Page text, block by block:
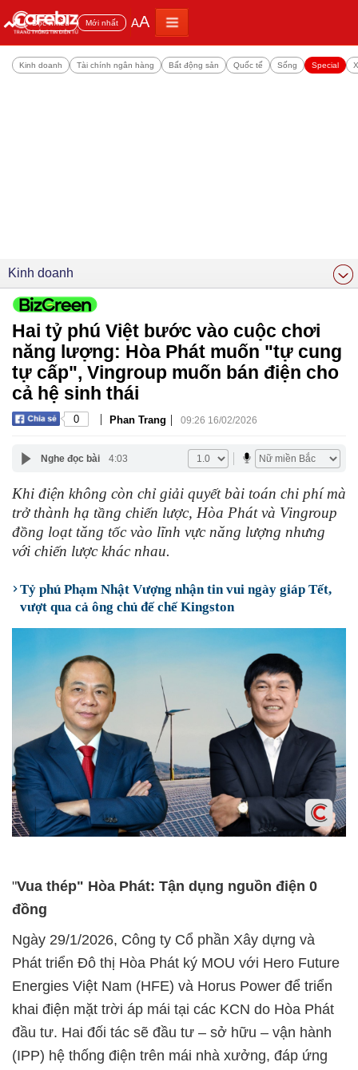
Đọc nhiều Mới nhất AA
Kinh doanh Tài chính ngân hàng Bất động sản Quốc tế Sống Special
Kinh doanh
Hai tỷ phú Việt bước vào cuộc chơi
năng lượng: Hòa Phát muốn "tự cung
tự cấp", Vingroup muốn bán điện cho
cả hệ sinh thái
0 | Phan Trang | 09:26 16/02/2026
Nghe đọc bài 4:03
Khi điện không còn chỉ giải quyết bài toán chi phí mà
trở thành hạ tầng chiến lược, Hòa Phát và Vingroup
đồng loạt tăng tốc vào lĩnh vực năng lượng nhưng
với chiến lược khác nhau.
Tỷ phú Phạm Nhật Vượng nhận tin vui ngày giáp Tết,
vượt qua cả ông chủ đế chế Kingston
"Vua thép" Hòa Phát: Tận dụng nguồn điện 0
đồng
Ngày 29/1/2026, Công ty Cổ phần Xây dựng và
Phát triển Đô thị Hòa Phát ký MOU với Hero Future
Energies Việt Nam (HFE) và Horus Power để triển
khai điện mặt trời áp mái tại các KCN do Hòa Phát
đầu tư. Hai đối tác sẽ đầu tư – sở hữu – vận hành
(IPP) hệ thống điện trên mái nhà xưởng, đáp ứng